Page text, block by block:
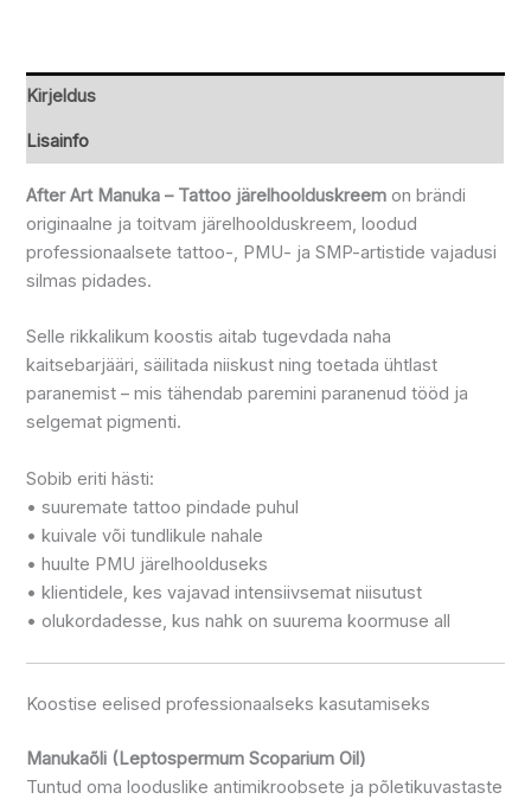
Kirjeldus
Lisainfo
After Art Manuka – Tattoo järelhoolduskreem on brändi
originaalne ja toitvam järelhoolduskreem, loodud
professionaalsete tattoo-, PMU- ja SMP-artistide vajadusi
silmas pidades.
Selle rikkalikum koostis aitab tugevdada naha
kaitsebarjääri, säilitada niiskust ning toetada ühtlast
paranemist – mis tähendab paremini paranenud tööd ja
selgemat pigmenti.
Sobib eriti hästi:
• suuremate tattoo pindade puhul
• kuivale või tundlikule nahale
• huulte PMU järelhoolduseks
• klientidele, kes vajavad intensiivsemat niisutust
• olukordadesse, kus nahk on suurema koormuse all
Koostise eelised professionaalseks kasutamiseks
Manukaõli (Leptospermum Scoparium Oil)
Tuntud oma looduslike antimikroobsete ja põletikuvastaste